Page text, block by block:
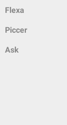
Flexa
Piccer
Ask